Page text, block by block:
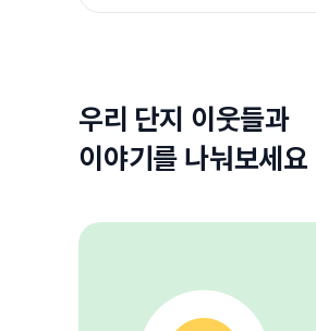
우리 단지 이웃들과
이야기를 나눠보세요